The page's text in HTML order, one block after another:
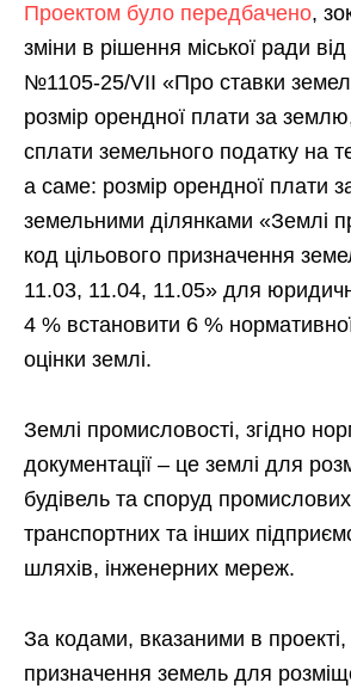
Проектом було передбачено,
зміни в рішення міської ради
№1105-25/VII «Про ставки
розмір орендної плати за землю,
сплати земельного податку на
а саме: розмір орендної плати
земельними ділянками «Землі
код цільового призначення
11.03, 11.04, 11.05» для
4 % встановити 6 %
оцінки землі.
Землі промисловості, згідно
документації – це землі для
будівель та споруд
транспортних та інших
шляхів, інженерних мереж.
За кодами, вказаними в проекті,
призначення земель для